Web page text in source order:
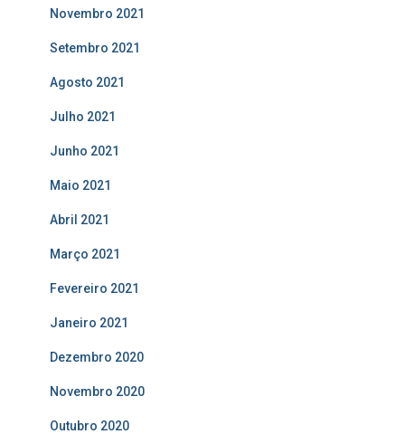
Novembro 2021
Setembro 2021
Agosto 2021
Julho 2021
Junho 2021
Maio 2021
Abril 2021
Março 2021
Fevereiro 2021
Janeiro 2021
Dezembro 2020
Novembro 2020
Outubro 2020